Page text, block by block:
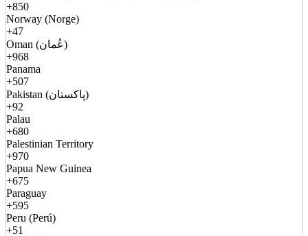
+850
Norway (Norge)
+47
Oman (عُمان)
+968
Panama
+507
Pakistan (پاکستان)
+92
Palau
+680
Palestinian Territory
+970
Papua New Guinea
+675
Paraguay
+595
Peru (Perú)
+51